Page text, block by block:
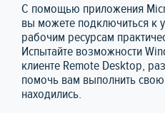
С помощью приложения
вы можете подключиться к
рабочим ресурсам
Испытайте возможности
клиенте Remote Desktop,
помочь вам выполнить
находились.